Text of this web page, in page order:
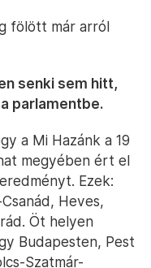
fölött már arról
senki sem hitt,
parlamentbe.
a Mi Hazánk a 19
megyében ért el
Ezek:
Heves,
Öt helyen
Budapesten, Pest
Szatmár-